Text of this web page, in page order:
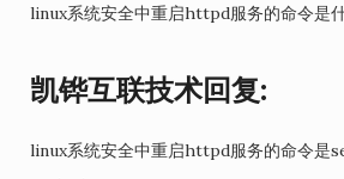
linux系统安全中重启httpd服务的命令是
凯铧互联技术回复:
linux系统安全中重启httpd服务的命令是